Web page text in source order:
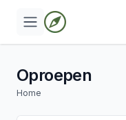
Oproepen
Home